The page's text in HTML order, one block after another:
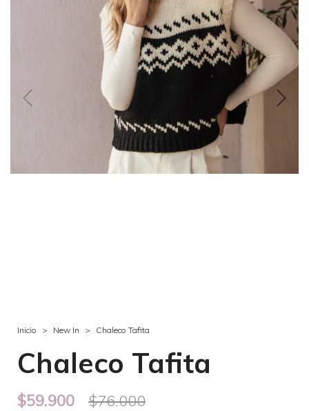
Inicio > New In > Chaleco Tafita
Chaleco Tafita
$59.900 $76.000